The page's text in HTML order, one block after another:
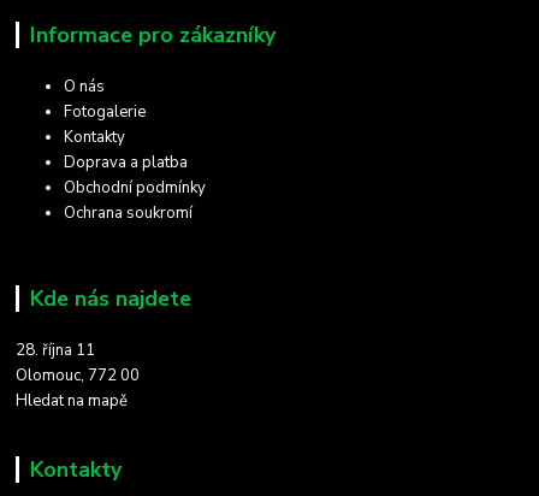
Informace pro zákazníky
O nás
Fotogalerie
Kontakty
Doprava a platba
Obchodní podmínky
Ochrana soukromí
Kde nás najdete
28. října 11
Olomouc, 772 00
Hledat na mapě
Kontakty